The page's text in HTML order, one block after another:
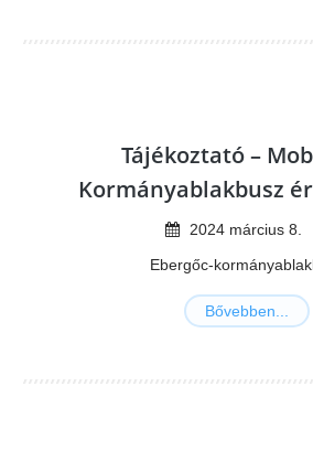
Tájékoztató –
Kormányablakbusz
2024 március 8
Ebergőc-
Bővebben...